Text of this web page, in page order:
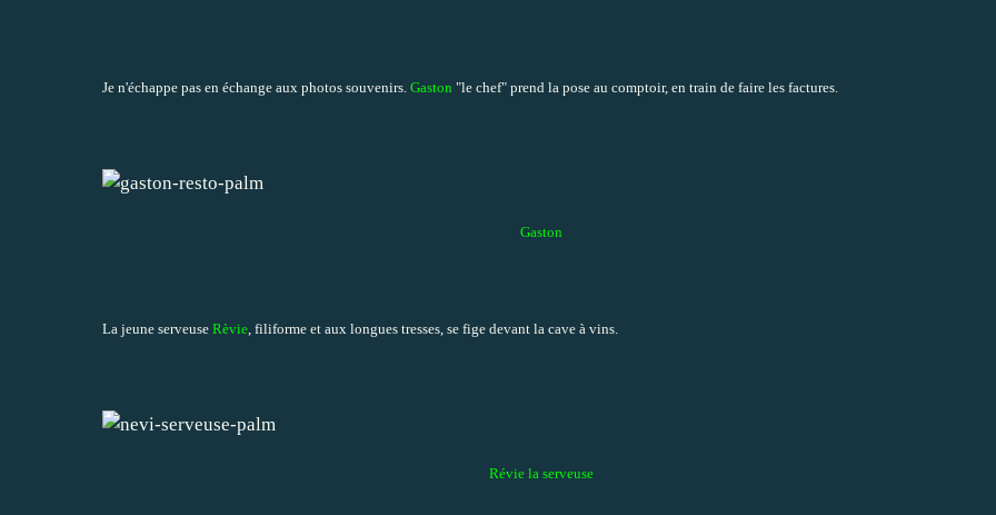
Je n'échappe pas en échange aux photos souvenirs. Gaston "le chef" prend la pose au comptoir, en train de faire les factures.
Gaston
La jeune serveuse Rèvie , filiforme et aux longues tresses, se fige devant la cave à vins.
Révie la serveuse